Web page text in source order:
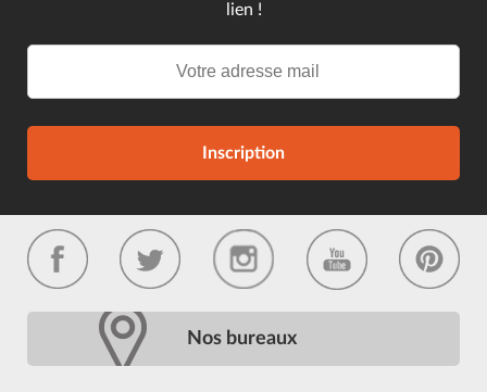
lien !
Inscription
Nos bureaux